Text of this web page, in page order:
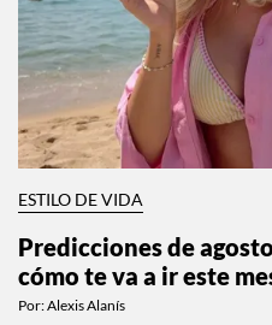
ESTILO DE VIDA
Predicciones de
cómo te va a ir este
Por:Alexis Alanís